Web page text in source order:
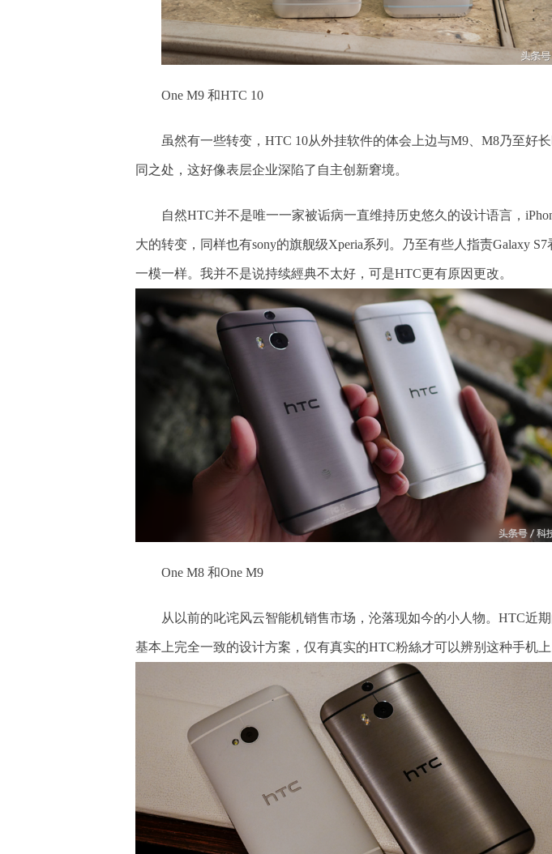
One M9 和HTC 10
虽然有一些转变，HTC 10从外挂软件的体会上边与M9、M8乃至好
同之处，这好像表层企业深陷了自主创新窘境。
自然HTC并不是唯一一家被诟病一直维持历史悠久的设计语言，
大的转变，同样也有sony的旗舰级Xperia系列。乃至有些人指责Galaxy S7
一模一样。我并不是说持续經典不太好，可是HTC更有原因更改。
One M8 和One M9
从以前的叱诧风云智能机销售市场，沦落现如今的小人物。HTC近
基本上完全一致的设计方案，仅有真实的HTC粉絲才可以辨别这种手机上